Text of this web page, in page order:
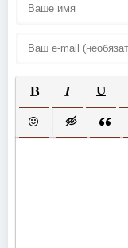
ПОЛУЖИРНЫЙ
КУРСИВ
ВСТАВИТЬВСТАВКА